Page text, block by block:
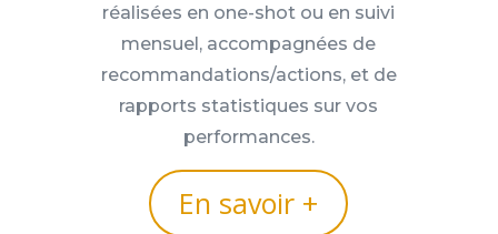
réalisées en one-shot ou en suivi
mensuel, accompagnées de
recommandations/actions, et de
rapports statistiques sur vos
performances.
En savoir +